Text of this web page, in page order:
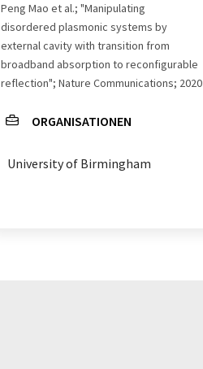
Peng Mao et al.; "Manipulating
disordered plasmonic systems by
external cavity with transition from
broadband absorption to reconfigurable
reflection"; Nature Communications; 2020
ORGANISATIONEN
University of Birmingham